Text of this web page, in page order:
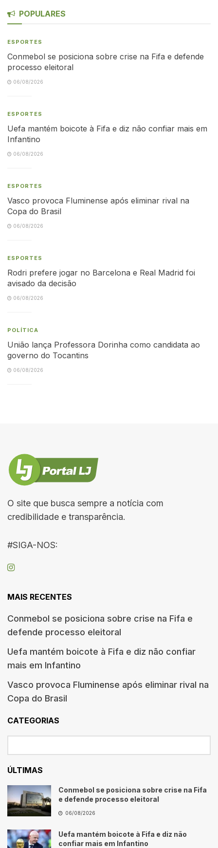
POPULARES
ESPORTES
Conmebol se posiciona sobre crise na Fifa e defende
processo eleitoral
06/08/2026
ESPORTES
Uefa mantém boicote à Fifa e diz não confiar mais em
Infantino
06/08/2026
ESPORTES
Vasco provoca Fluminense após eliminar rival na
Copa do Brasil
06/08/2026
ESPORTES
Rodri prefere jogar no Barcelona e Real Madrid foi
avisado da decisão
06/08/2026
POLÍTICA
União lança Professora Dorinha como candidata ao
governo do Tocantins
06/08/2026
O site que busca sempre a notícia com
credibilidade e transparência.
#SIGA-NOS:
MAIS RECENTES
Conmebol se posiciona sobre crise na Fifa e
defende processo eleitoral
Uefa mantém boicote à Fifa e diz não confiar
mais em Infantino
Vasco provoca Fluminense após eliminar rival na
Copa do Brasil
CATEGORIAS
ÚLTIMAS
Conmebol se posiciona sobre crise na Fifa
e defende processo eleitoral
06/08/2026
Uefa mantém boicote à Fifa e diz não
confiar mais em Infantino